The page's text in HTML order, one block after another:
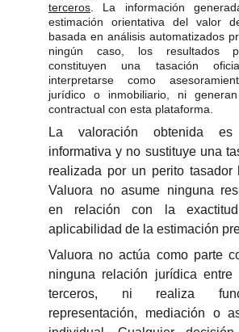
terceros . La información
estimación orientativa del valor
basada en análisis automatizados
ningún caso, los resultados
constituyen una tasación
interpretarse como
jurídico o inmobiliario, ni
contractual con esta plataforma.
La valoración obtenida es
informativa y no sustituye una
realizada por un perito tasador
Valuora no asume ninguna
en relación con la
aplicabilidad de la estimación
Valuora no actúa como parte
ninguna relación jurídica
terceros, ni realiza
representación, mediación o